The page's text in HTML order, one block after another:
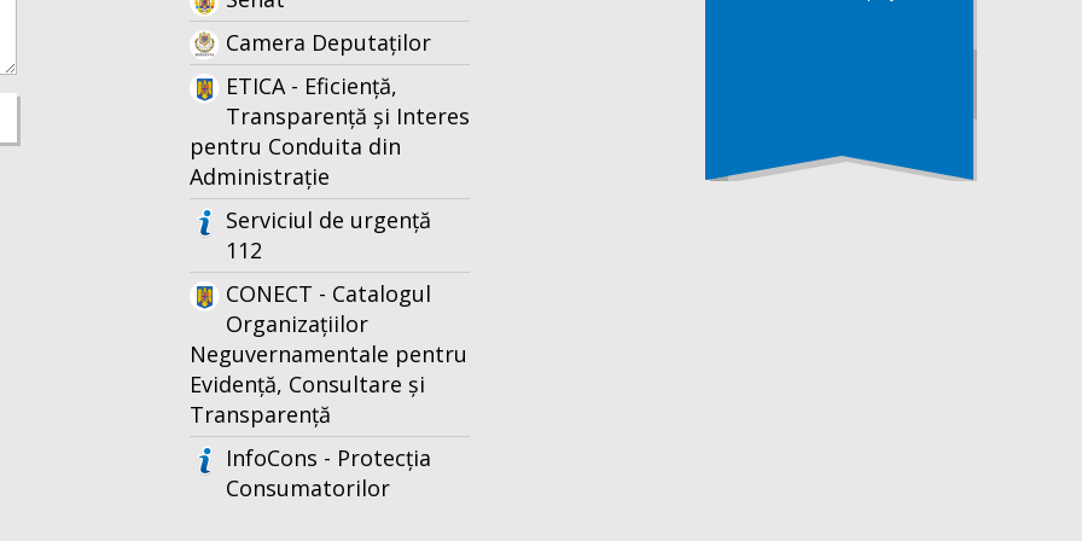
Camera Deputaților
ETICA - Eficiență,
Transparență și Interes
pentru Conduita din
Administrație
Serviciul de urgență
112
CONECT - Catalogul
Organizațiilor
Neguvernamentale pentru
Evidență, Consultare și
Transparență
InfoCons - Protecția
Consumatorilor